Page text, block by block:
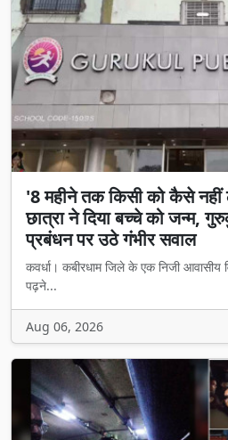
'8 महीने तक किसी को कैसे
छात्रा ने दिया बच्चे को जन्म,
प्रबंधन पर उठे गंभीर सवाल
कवर्धा। कबीरधाम जिले के एक निजी
पढ़ने...
Aug 06, 2026